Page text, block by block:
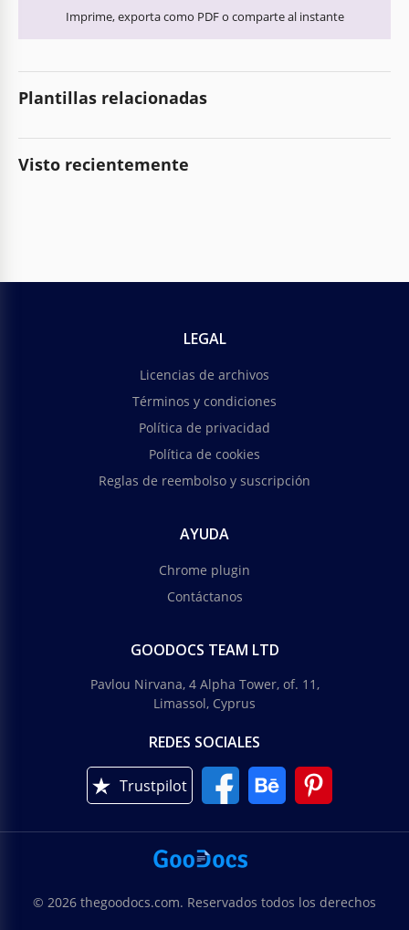
Imprime, exporta como PDF o comparte al instante
Plantillas relacionadas
Visto recientemente
LEGAL
Licencias de archivos
Términos y condiciones
Política de privacidad
Política de cookies
Reglas de reembolso y suscripción
AYUDA
Chrome plugin
Contáctanos
GOODOCS TEAM LTD
Pavlou Nirvana, 4 Alpha Tower, of. 11,
Limassol, Cyprus
REDES SOCIALES
Trustpilot
© 2026 thegoodocs.com. Reservados todos los derechos